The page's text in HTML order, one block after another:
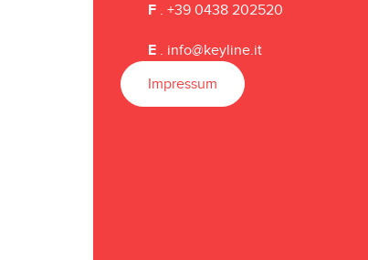
F . +39 0438 202520
E . info@keyline.it
Impressum